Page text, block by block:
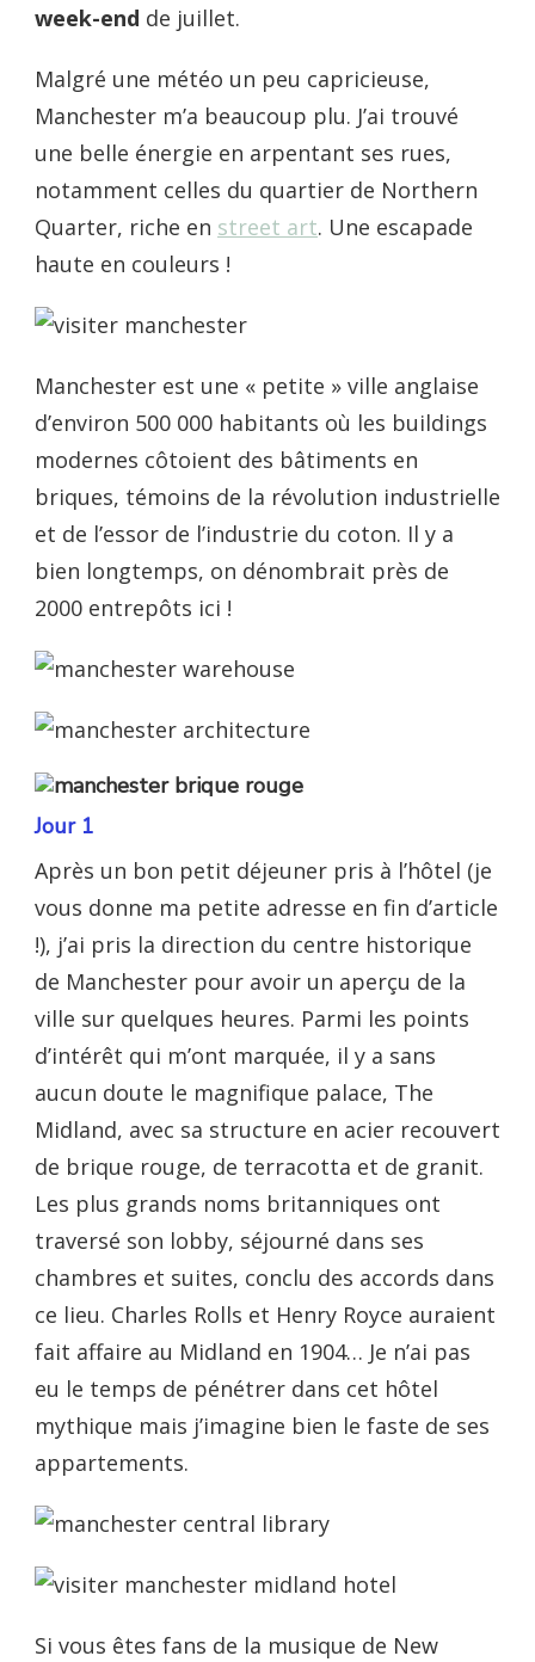
week-end de juillet.
Malgré une météo un peu capricieuse,
Manchester m’a beaucoup plu. J’ai trouvé
une belle énergie en arpentant ses rues,
notamment celles du quartier de Northern
Quarter, riche en street art. Une escapade
haute en couleurs !
Manchester est une « petite » ville anglaise
d’environ 500 000 habitants où les buildings
modernes côtoient des bâtiments en
briques, témoins de la révolution industrielle
et de l’essor de l’industrie du coton. Il y a
bien longtemps, on dénombrait près de
2000 entrepôts ici !
Jour 1
Après un bon petit déjeuner pris à l’hôtel (je
vous donne ma petite adresse en fin d’article
!), j’ai pris la direction du centre historique
de Manchester pour avoir un aperçu de la
ville sur quelques heures. Parmi les points
d’intérêt qui m’ont marquée, il y a sans
aucun doute le magnifique palace, The
Midland, avec sa structure en acier recouvert
de brique rouge, de terracotta et de granit.
Les plus grands noms britanniques ont
traversé son lobby, séjourné dans ses
chambres et suites, conclu des accords dans
ce lieu. Charles Rolls et Henry Royce auraient
fait affaire au Midland en 1904… Je n’ai pas
eu le temps de pénétrer dans cet hôtel
mythique mais j’imagine bien le faste de ses
appartements.
Si vous êtes fans de la musique de New